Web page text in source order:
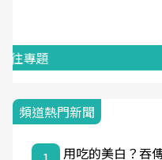
頻道熱門新聞
用吃的美白？吞